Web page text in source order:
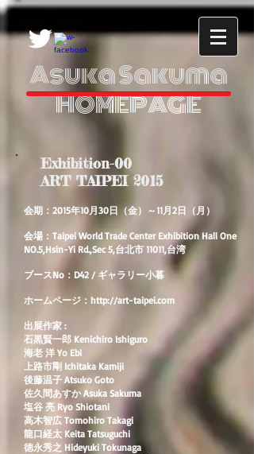
Asuka Sakuma
HOMEPAGE
Exhibition-00
ART TAIPEI 2015
会期：2015年10月30日（金）～11月2日（月）
会場： Taipei World Trade Center Exhibition Hall One
NO.5,Hsin-Yi Rd.,Sec 5,台北市 11011,台湾
ブースNo：D42 / ギャラリー小暮
ホームページ： http://art-taipei.com
出展作家 :
石黒賢一郎 Kenichiro Ishiguro
海老 洋 Yo Ebi
上路市剛 Ichitaka Kamiji
後藤温子 Atsuko Goto
佐久間あすか Asuka Sakuma
塩谷 亮 Ryo Shiotani
高木智広 Tomohiro Takagi
龍口経太 Keita Tatsuguchi
徳永秀之 Hideyuki Tokunaga